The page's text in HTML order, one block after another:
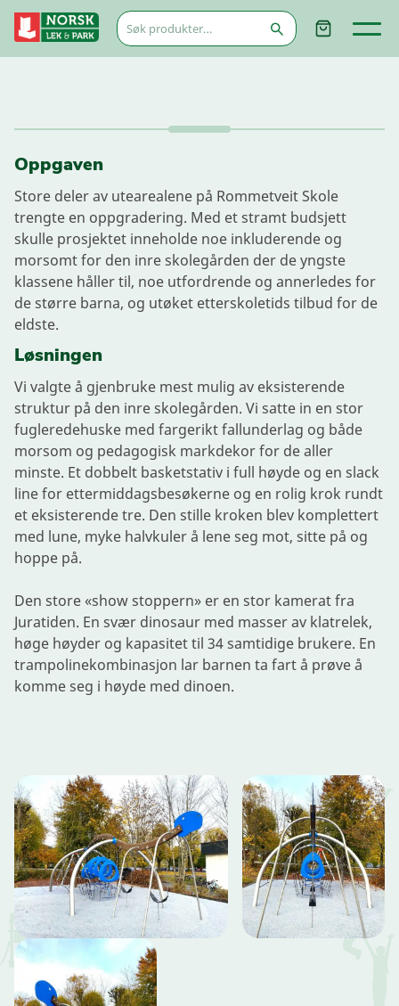
Søk
etter:
Oppgaven
Store deler av utearealene på Rommetveit Skole
trengte en oppgradering. Med et stramt budsjett
skulle prosjektet inneholde noe inkluderende og
morsomt for den inre skolegården der de yngste
klassene håller til, noe utfordrende og annerledes for
de større barna, og utøket etterskoletids tilbud for de
eldste.
Løsningen
Vi valgte å gjenbruke mest mulig av eksisterende
struktur på den inre skolegården. Vi satte in en stor
fugleredehuske med fargerikt fallunderlag og både
morsom og pedagogisk markdekor for de aller
minste. Et dobbelt basketstativ i full høyde og en slack
line for ettermiddagsbesøkerne og en rolig krok rundt
et eksisterende tre. Den stille kroken blev komplettert
med lune, myke halvkuler å lene seg mot, sitte på og
hoppe på.
Den store «show stoppern» er en stor kamerat fra
Juratiden. En svær dinosaur med masser av klatrelek,
høge høyder og kapasitet til 34 samtidige brukere. En
trampolinekombinasjon lar barnen ta fart å prøve å
komme seg i høyde med dinoen.